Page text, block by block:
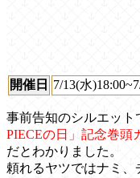
開催日 7/13(水
事前告知のシルエット
PIECEの日」記念巻頭
だとわかりました。
頼れるヤツではナミ、